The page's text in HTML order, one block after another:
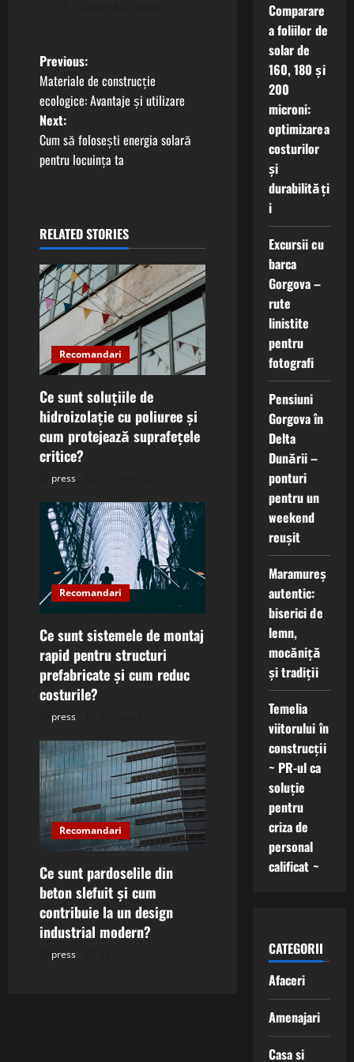
P
o
s
t
a
v
i
g
a
t
i
o
n
Previous:
Materiale de construcție
ecologice: Avantaje și utilizare
Next:
Cum să folosești energia solară
pentru locuința ta
RELATED STORIES
Recomandari
Ce sunt soluțiile de
hidroizolație cu poliuree și
cum protejează suprafețele
critice?
press
Recomandari
Ce sunt sistemele de montaj
rapid pentru structuri
prefabricate și cum reduc
costurile?
press
Recomandari
Ce sunt pardoselile din
beton slefuit și cum
contribuie la un design
industrial modern?
press
Comparare
a foliilor de
solar de
160, 180 și
200
microni:
optimizarea
costurilor
și
durabilități
i
Excursii cu
barca
Gorgova –
rute
linistite
pentru
fotografi
Pensiuni
Gorgova în
Delta
Dunării –
ponturi
pentru un
weekend
reușit
Maramureș
autentic:
biserici de
lemn,
mocăniță
și tradiții
Temelia
viitorului în
construcții
~ PR-ul ca
soluție
pentru
criza de
personal
calificat ~
CATEGORII
Afaceri
Amenajari
Casa si